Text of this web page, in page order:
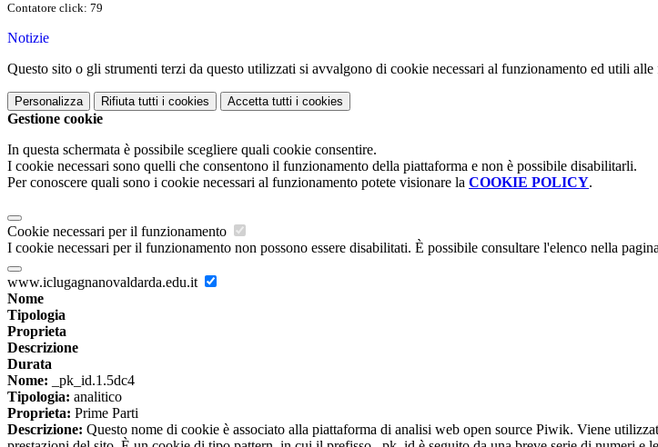
Contatore click: 79
Notizie
Questo sito o gli strumenti terzi da questo utilizzati si avvalgono di cookie necessari al funzionamento ed utili
Personalizza Rifiuta tutti i cookies Accetta tutti i cookies
Gestione cookie
In questa schermata è possibile scegliere quali cookie consentire.
I cookie necessari sono quelli che consentono il funzionamento della piattaforma e non è possibile disabilitarli.
Per conoscere quali sono i cookie necessari al funzionamento potete visionare la COOKIE POLICY.
Cookie necessari per il funzionamento
I cookie necessari per il funzionamento non possono essere disabilitati. È possibile consultare l'elenco nella
www.iclugagnanovaldarda.edu.it
Nome
Tipologia
Proprieta
Descrizione
Durata
Nome: _pk_id.1.5dc4
Tipologia: analitico
Proprieta: Prime Parti
Descrizione: Questo nome di cookie è associato alla piattaforma di analisi web open source Piwik. Viene